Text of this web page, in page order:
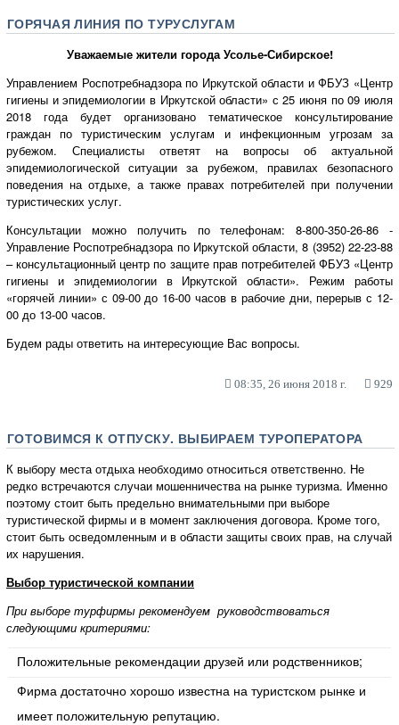
ГОРЯЧАЯ ЛИНИЯ ПО ТУРУСЛУГАМ
Уважаемые жители города Усолье-Сибирское!
Управлением Роспотребнадзора по Иркутской области и ФБУЗ «Центр
гигиены и эпидемиологии в Иркутской области» с 25 июня по 09 июля
2018 года будет организовано тематическое консультирование
граждан по туристическим услугам и инфекционным угрозам за
рубежом. Специалисты ответят на вопросы об актуальной
эпидемиологической ситуации за рубежом, правилах безопасного
поведения на отдыхе, а также правах потребителей при получении
туристических услуг.
Консультации можно получить по телефонам: 8-800-350-26-86 -
Управление Роспотребнадзора по Иркутской области, 8 (3952) 22-23-88
– консультационный центр по защите прав потребителей ФБУЗ «Центр
гигиены и эпидемиологии в Иркутской области». Режим работы
«горячей линии» с 09-00 до 16-00 часов в рабочие дни, перерыв с 12-
00 до 13-00 часов.
Будем рады ответить на интересующие Вас вопросы.
08:35, 26 июня 2018 г. 929
ГОТОВИМСЯ К ОТПУСКУ. ВЫБИРАЕМ ТУРОПЕРАТОРА
К выбору места отдыха необходимо относиться ответственно. Не
редко встречаются случаи мошенничества на рынке туризма. Именно
поэтому стоит быть предельно внимательными при выборе
туристической фирмы и в момент заключения договора. Кроме того,
стоит быть осведомленным и в области защиты своих прав, на случай
их нарушения.
Выбор туристической компании
При выборе турфирмы рекомендуем руководствоваться
следующими критериями:
Положительные рекомендации друзей или родственников;
Фирма достаточно хорошо известна на туристском рынке и
имеет положительную репутацию.